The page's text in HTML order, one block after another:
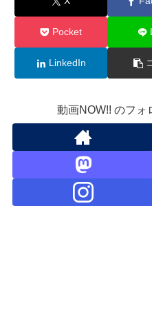
Pocket
LinkedIn
動画NOW!! のフォ